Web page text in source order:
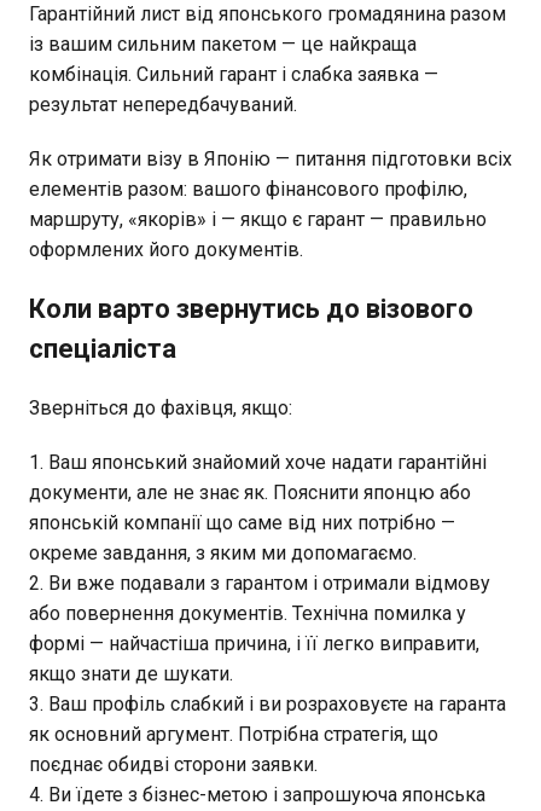
Гарантійний лист від японського громадянина разом
із вашим сильним пакетом — це найкраща
комбінація. Сильний гарант і слабка заявка —
результат непередбачуваний.
Як отримати візу в Японію — питання підготовки всіх
елементів разом: вашого фінансового профілю,
маршруту, «якорів» і — якщо є гарант — правильно
оформлених його документів.
Коли варто звернутись до візового
спеціаліста
Зверніться до фахівця, якщо:
Ваш японський знайомий хоче надати гарантійні
документи, але не знає як. Пояснити японцю або
японській компанії що саме від них потрібно —
окреме завдання, з яким ми допомагаємо.
Ви вже подавали з гарантом і отримали відмову
або повернення документів. Технічна помилка у
формі — найчастіша причина, і її легко виправити,
якщо знати де шукати.
Ваш профіль слабкий і ви розраховуєте на гаранта
як основний аргумент. Потрібна стратегія, що
поєднає обидві сторони заявки.
Ви їдете з бізнес-метою і запрошуюча японська